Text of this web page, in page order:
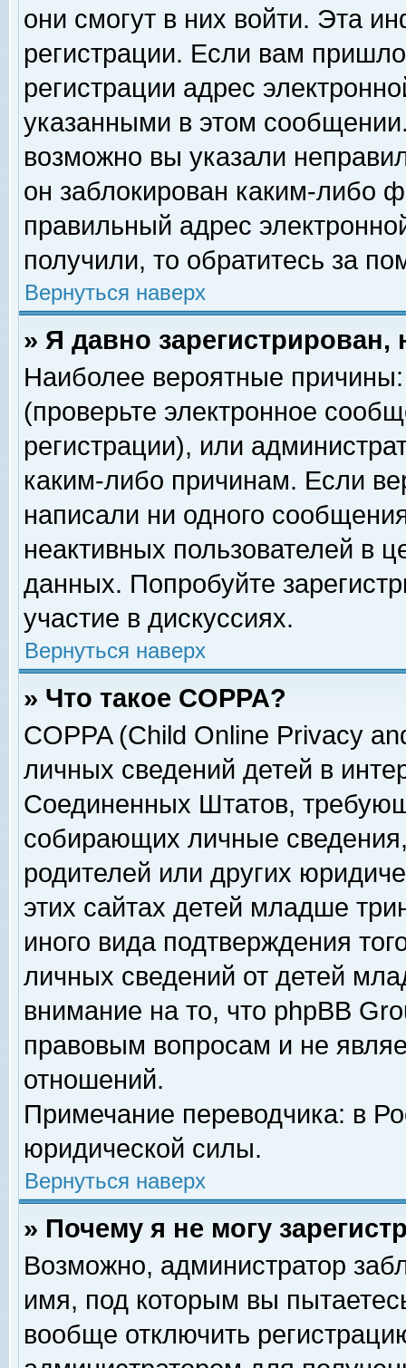
они смогут в них войти. Эта
регистрации. Если вам
регистрации адрес
указанными в этом
возможно вы указали
он заблокирован каким-либо
правильный адрес
получили, то обратитесь за
Вернуться наверх
» Я давно
Наиболее вероятные
(проверьте электронное
регистрации), или
каким-либо причинам. Если
написали ни одного
неактивных пользователей в
данных. Попробуйте
участие в дискуссиях.
Вернуться наверх
» Что такое COPPA?
COPPA (Child Online Privacy
личных сведений детей в
Соединенных Штатов,
собирающих личные
родителей или других
этих сайтах детей младше
иного вида подтверждения
личных сведений от детей
внимание на то, что phpBB
правовым вопросам и не
отношений.
Примечание переводчика: в
юридической силы.
Вернуться наверх
» Почему я не могу
Возможно, администратор
имя, под которым вы
вообще отключить